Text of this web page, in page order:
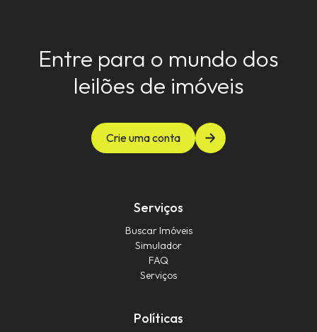
Entre para o mundo dos
leilões de imóveis
Crie uma conta
Serviços
Buscar Imóveis
Simulador
FAQ
Serviços
Políticas